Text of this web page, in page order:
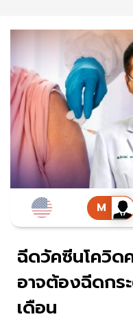
ฉีดวัคซีนโควิด
อาจต้องฉีดกร
เดือน